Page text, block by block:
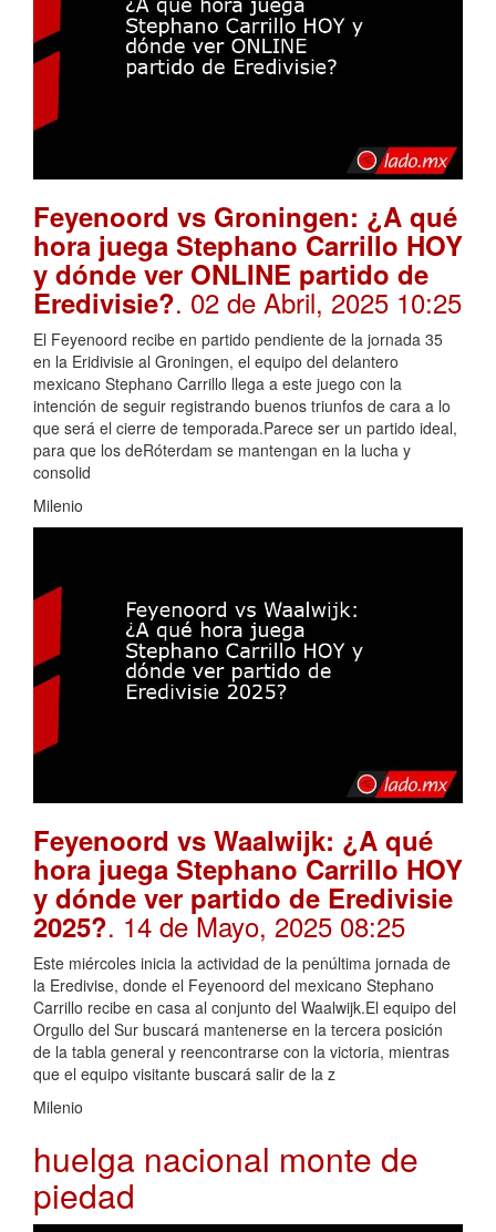
Feyenoord vs Groningen: ¿A qué
hora juega Stephano Carrillo HOY
y dónde ver ONLINE partido de
Eredivisie?. 02 de Abril, 2025 10:25
El Feyenoord recibe en partido pendiente de la jornada 35
en la Eridivisie al Groningen, el equipo del delantero
mexicano Stephano Carrillo llega a este juego con la
intención de seguir registrando buenos triunfos de cara a lo
que será el cierre de temporada.Parece ser un partido ideal,
para que los deRóterdam se mantengan en la lucha y
consolid
Milenio
Feyenoord vs Waalwijk: ¿A qué
hora juega Stephano Carrillo HOY
y dónde ver partido de Eredivisie
2025?. 14 de Mayo, 2025 08:25
Este miércoles inicia la actividad de la penúltima jornada de
la Eredivise, donde el Feyenoord del mexicano Stephano
Carrillo recibe en casa al conjunto del Waalwijk.El equipo del
Orgullo del Sur buscará mantenerse en la tercera posición
de la tabla general y reencontrarse con la victoria, mientras
que el equipo visitante buscará salir de la z
Milenio
huelga nacional monte de
piedad